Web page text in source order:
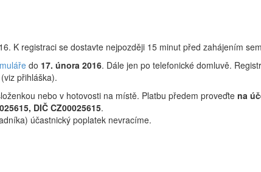
K registraci se dostavte nejpozději 15 minut před zahájením
do 17. února 2016. Dále jen po telefonické domluvě.
přihláška).
nebo v hotovosti na místě. Platbu předem proveďte na
DIČ CZ00025615.
účastnický poplatek nevracíme.